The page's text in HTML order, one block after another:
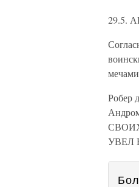
29.5.
Робер
УВЕЛ